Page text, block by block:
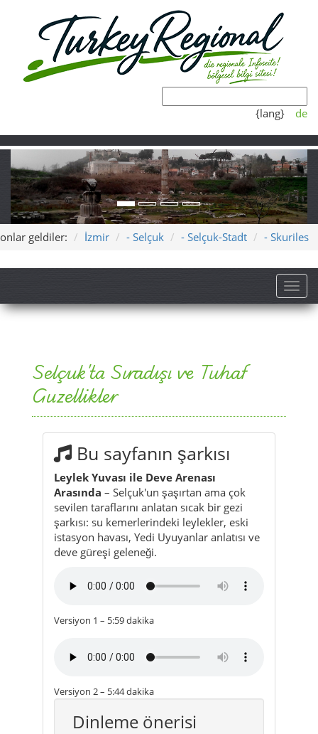
{lang} de
onlar geldiler: İzmir - Selçuk - Selçuk-Stadt - Skuriles
Selçuk'ta Sıradışı ve Tuhaf
Guzellikler
Bu sayfanın şarkısı
Leylek Yuvası ile Deve Arenası
Arasında – Selçuk'un şaşırtan ama çok
sevilen taraflarını anlatan sıcak bir gezi
şarkısı: su kemerlerindeki leylekler, eski
istasyon havası, Yedi Uyuyanlar anlatısı ve
deve güreşi geleneği.
Versiyon 1 – 5:59 dakika
Versiyon 2 – 5:44 dakika
Dinleme önerisi